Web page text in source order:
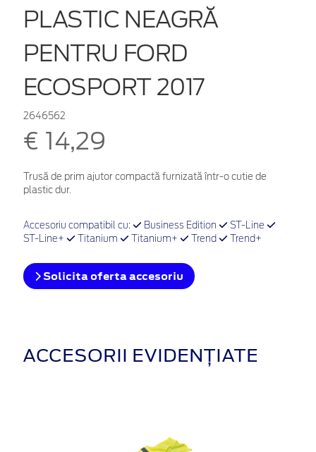
PLASTIC NEAGRĂ
PENTRU FORD
ECOSPORT 2017
2646562
€ 14,29
Trusă de prim ajutor compactă furnizată într-o cutie de
plastic dur.
Accesoriu compatibil cu: Business Edition
ST-Line
ST-Line+
Titanium Titanium+ Trend Trend+
Solicita oferta accesoriu
ACCESORII EVIDENȚIATE